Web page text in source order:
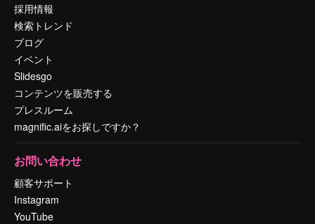
採用情報
検索トレンド
ブログ
イベント
Slidesgo
コンテンツを販売する
プレスルーム
magnific.aiをお探しですか？
お問い合わせ
顧客サポート
Instagram
YouTube